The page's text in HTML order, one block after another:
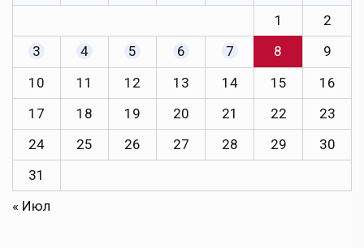
1
2
3
4 5 6 7 8
9
10
11 12 13 14 15
16
17
18 19 20 21 22
23
24
25 26 27 28 29
30
31
« Июл